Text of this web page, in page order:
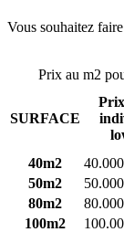
Vous souhaitez
Prix au m2
SURFACE
40m2
50m2
80m2
100m2